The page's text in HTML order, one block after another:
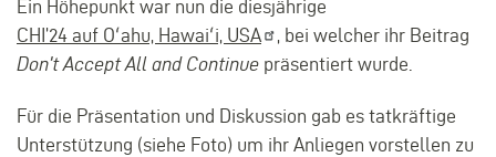
Ein Höhepunkt war nun die diesjährige
CHI’24 auf Oʻahu, Hawaiʻi, USA
, bei welcher ihr Beitrag
Don’t Accept All and Continue präsentiert wurde.
Für die Präsentation und Diskussion gab es tatkräftige
Unterstützung (siehe Foto) um ihr Anliegen vorstellen zu